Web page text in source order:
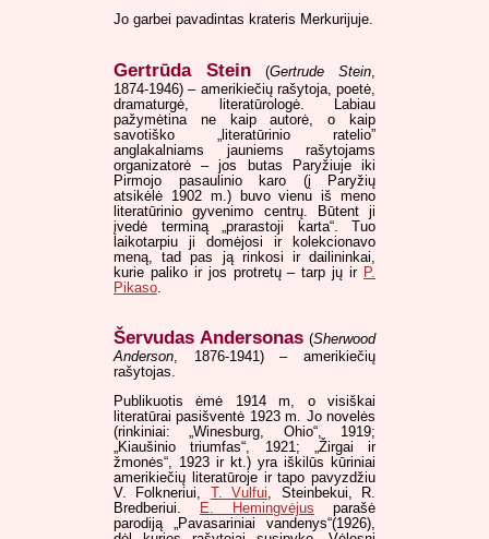
Jo garbei pavadintas krateris Merkurijuje.
Gertrūda Stein (Gertrude Stein
1874-1946) – amerikiečių rašytoja, poetė,
dramaturgė, literatūrologė. Labiau
pažymėtina ne kaip autorė, o kaip
savotiško „literatūrinio ratelio”
anglakalniams jauniems rašytojams
organizatorė – jos butas Paryžiuje iki
Pirmojo pasaulinio karo (į Paryžių
atsikėlė 1902 m.) buvo vienu iš meno
literatūrinio gyvenimo centrų. Būtent ji
įvedė terminą „prarastoji karta“. Tuo
laikotarpiu ji domėjosi ir kolekcionavo
meną, tad pas ją rinkosi ir dailininkai,
kurie paliko ir jos protretų – tarp jų ir P.
Pikaso
Šervudas Andersonas (Sherwood
Anderson, 1876-1941) – amerikiečių
rašytojas.
Publikuotis ėmė 1914 m, o visiškai
literatūrai pasišventė 1923 m. Jo novelės
(rinkiniai: „Winesburg, Ohio“, 1919;
„Kiaušinio triumfas“, 1921; „Žirgai ir
žmonės“, 1923 ir kt.) yra iškilūs kūriniai
amerikiečių literatūroje ir tapo pavyzdžiu
V. Folkneriui, T. Vulfui , Steinbekui, R.
Bredberiui.
E. Hemingvėjus parašė
parodiją „Pavasariniai vandenys“(1926),